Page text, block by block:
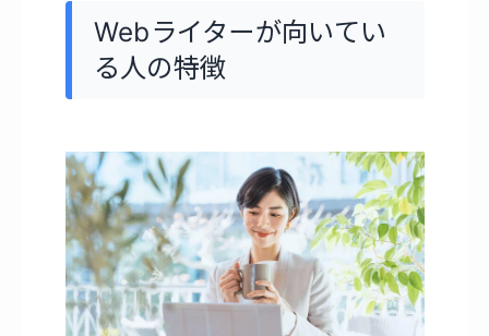
Webライターが向いてい
る人の特徴